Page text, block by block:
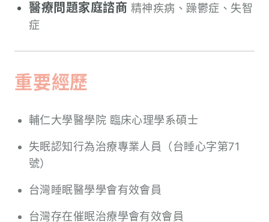
醫療問題家庭諮商 精神疾病、躁鬱症、失智
症
重要經歷
輔仁大學醫學院 臨床心理學系碩士
失眠認知行為治療專業人員（台睡心字第71
號）
台灣睡眠醫學學會有效會員
台灣存在催眠治療學會有效會員